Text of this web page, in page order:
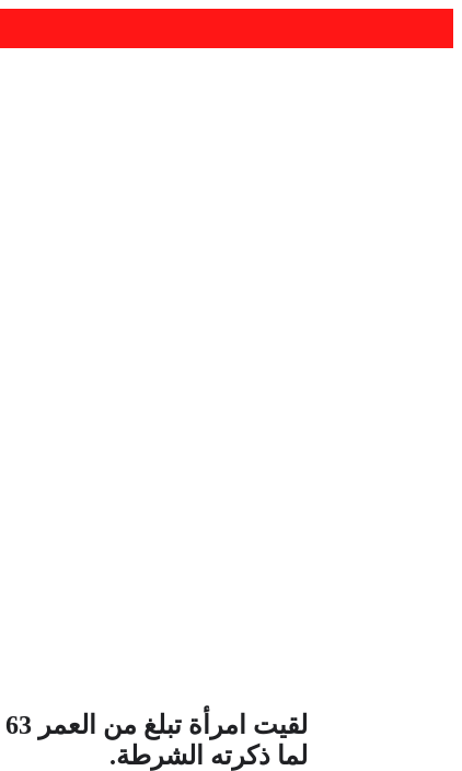
لقيت امرأة تبلغ من العمر 63
لما ذكرته الشرطة.